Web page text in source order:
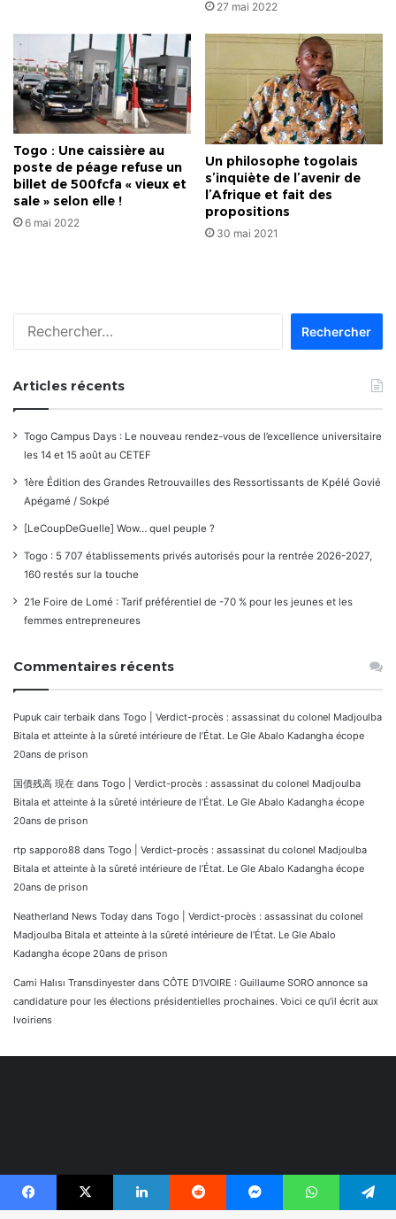
27 mai 2022
Togo : Une caissière au
poste de péage refuse un
billet de 500fcfa « vieux et
sale » selon elle !
6 mai 2022
Un philosophe togolais
s’inquiète de l’avenir de
l’Afrique et fait des
propositions
30 mai 2021
Articles récents
Togo Campus Days : Le nouveau rendez-vous de l’excellence universitaire
les 14 et 15 août au CETEF
1ère Édition des Grandes Retrouvailles des Ressortissants de Kpélé Govié
Apégamé / Sokpé
[LeCoupDeGuelle] Wow… quel peuple ?
Togo : 5 707 établissements privés autorisés pour la rentrée 2026-2027,
160 restés sur la touche
21e Foire de Lomé : Tarif préférentiel de -70 % pour les jeunes et les
femmes entrepreneures
Commentaires récents
Pupuk cair terbaik dans Togo | Verdict-procès : assassinat du colonel Madjoulba
Bitala et atteinte à la sûreté intérieure de l’État. Le Gle Abalo Kadangha écope
20ans de prison
国債残高 現在 dans Togo | Verdict-procès : assassinat du colonel Madjoulba
Bitala et atteinte à la sûreté intérieure de l’État. Le Gle Abalo Kadangha écope
20ans de prison
rtp sapporo88 dans Togo | Verdict-procès : assassinat du colonel Madjoulba
Bitala et atteinte à la sûreté intérieure de l’État. Le Gle Abalo Kadangha écope
20ans de prison
Neatherland News Today dans Togo | Verdict-procès : assassinat du colonel
Madjoulba Bitala et atteinte à la sûreté intérieure de l’État. Le Gle Abalo
Kadangha écope 20ans de prison
Cami Halısı Transdinyester dans CÔTE D’IVOIRE : Guillaume SORO annonce sa
candidature pour les élections présidentielles prochaines. Voici ce qu’il écrit aux
Ivoiriens
Facebook X Linkedin Reddit Messenger WhatsApp Telegram